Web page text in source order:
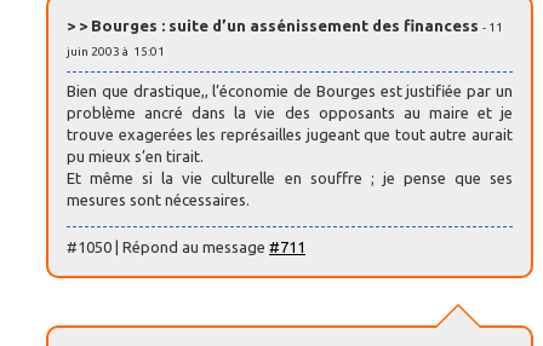
> > Bourges : suite d’un assénissement des financess - 11
juin 2003 à 15:01
Bien que drastique,, l’économie de Bourges est justifiée par un
problème ancré dans la vie des opposants au maire et je
trouve exagerées les représailles jugeant que tout autre aurait
pu mieux s’en tirait.
Et même si la vie culturelle en souffre ; je pense que ses
mesures sont nécessaires.
#1050 | Répond au message #711